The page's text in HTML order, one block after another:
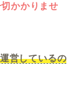
かかりませ
営しているの